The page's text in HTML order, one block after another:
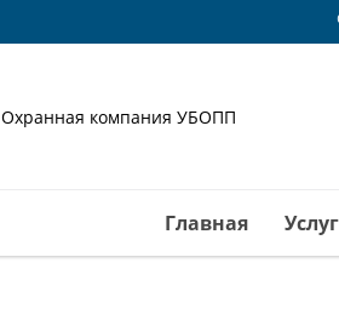
Охранная компания УБОПП
Главная